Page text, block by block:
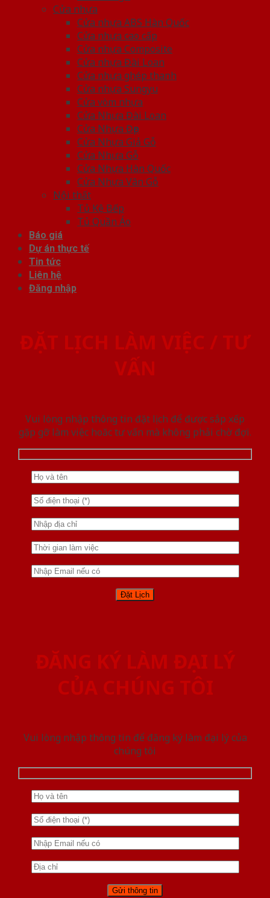
Cửa nhựa
Cửa nhựa ABS Hàn Quốc
Cửa nhựa cao cấp
Cửa nhựa Composite
Cửa nhựa Đài Loan
Cửa nhựa ghép thanh
Cửa nhựa Sungyu
Cửa vòm nhựa
Cửa Nhựa Đài Loan
Cửa Nhựa Đẹp
Cửa Nhựa Giả Gỗ
Cửa Nhựa Gỗ
Cửa Nhựa Hàn Quốc
Cửa Nhựa Vân Gỗ
Nội thất
Tủ Kệ Bếp
Tủ Quần Áo
Báo giá
Dự án thực tế
Tin tức
Liên hệ
Đăng nhập
ĐẶT LỊCH LÀM VIỆC / TƯ
VẤN
Vui lòng nhập thông tin đặt lịch để được sắp xếp
gặp gỡ làm việc hoăc tư vấn mà không phải chờ đợi.
ĐĂNG KÝ LÀM ĐẠI LÝ
CỦA CHÚNG TÔI
Vui lòng nhập thông tin để đăng ký làm đại lý của
chúng tôi